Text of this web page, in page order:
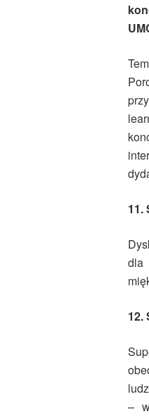
11.
dla
12.
–